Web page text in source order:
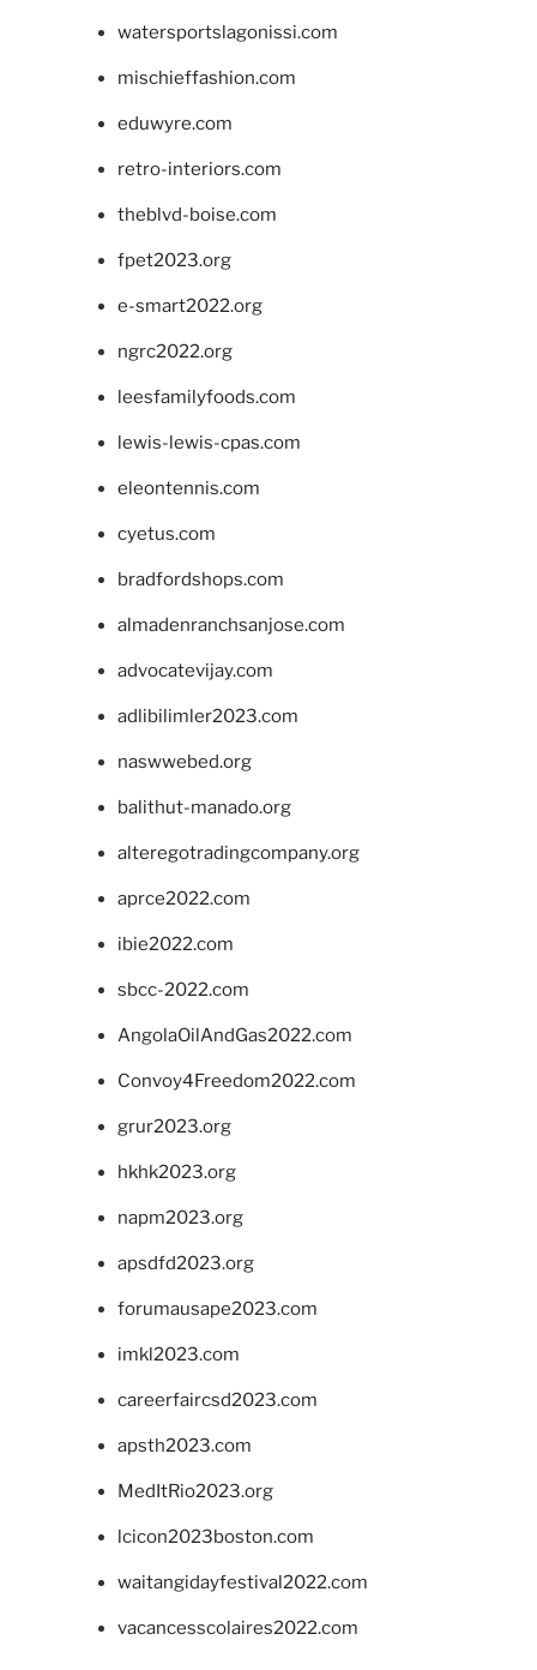
watersportslagonissi.com
mischieffashion.com
eduwyre.com
retro-interiors.com
theblvd-boise.com
fpet2023.org
e-smart2022.org
ngrc2022.org
leesfamilyfoods.com
lewis-lewis-cpas.com
eleontennis.com
cyetus.com
bradfordshops.com
almadenranchsanjose.com
advocatevijay.com
adlibilimler2023.com
naswwebed.org
balithut-manado.org
alteregotradingcompany.org
aprce2022.com
ibie2022.com
sbcc-2022.com
AngolaOilAndGas2022.com
Convoy4Freedom2022.com
grur2023.org
hkhk2023.org
napm2023.org
apsdfd2023.org
forumausape2023.com
imkl2023.com
careerfaircsd2023.com
apsth2023.com
MedItRio2023.org
lcicon2023boston.com
waitangidayfestival2022.com
vacancesscolaires2022.com